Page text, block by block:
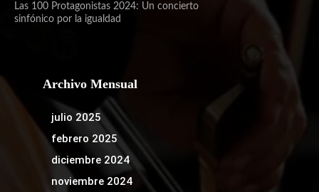
Las 100 Protagonistas 2024: Un concierto
sinfónico por la igualdad
Archivo Mensual
julio 2025
febrero 2025
diciembre 2024
noviembre 2024